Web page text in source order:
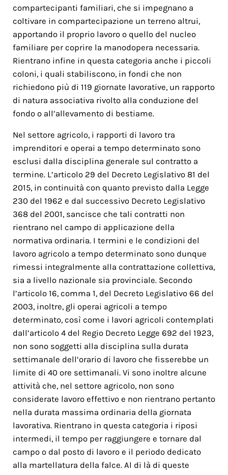
compartecipanti familiari, che si impegnano a
coltivare in compartecipazione un terreno altrui,
apportando il proprio lavoro o quello del nucleo
familiare per coprire la manodopera necessaria.
Rientrano infine in questa categoria anche i piccoli
coloni, i quali stabiliscono, in fondi che non
richiedono più di 119 giornate lavorative, un rapporto
di natura associativa rivolto alla conduzione del
fondo o all’allevamento di bestiame.
Nel settore agricolo, i rapporti di lavoro tra
imprenditori e operai a tempo determinato sono
esclusi dalla disciplina generale sul contratto a
termine. L’articolo 29 del Decreto Legislativo 81 del
2015, in continuità con quanto previsto dalla Legge
230 del 1962 e dal successivo Decreto Legislativo
368 del 2001, sancisce che tali contratti non
rientrano nel campo di applicazione della
normativa ordinaria. I termini e le condizioni del
lavoro agricolo a tempo determinato sono dunque
rimessi integralmente alla contrattazione collettiva,
sia a livello nazionale sia provinciale. Secondo
l’articolo 16, comma 1, del Decreto Legislativo 66 del
2003, inoltre, gli operai agricoli a tempo
determinato, così come i lavori agricoli contemplati
dall’articolo 4 del Regio Decreto Legge 692 del 1923,
non sono soggetti alla disciplina sulla durata
settimanale dell’orario di lavoro che fisserebbe un
limite di 40 ore settimanali. Vi sono inoltre alcune
attività che, nel settore agricolo, non sono
considerate lavoro effettivo e non rientrano pertanto
nella durata massima ordinaria della giornata
lavorativa. Rientrano in questa categoria i riposi
intermedi, il tempo per raggiungere e tornare dal
campo o dal posto di lavoro e il periodo dedicato
alla martellatura della falce. Al di là di queste